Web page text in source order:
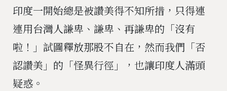
印度一開始總是被讚美得不知所措，只得連
連用台灣人謙卑、謙卑、再謙卑的「沒有
啦！」試圖釋放那股不自在，然而我們「否
認讚美」的「怪異行徑」，也讓印度人滿頭
疑惑。